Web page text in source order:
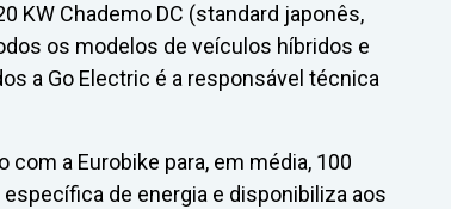
KW Chademo DC (standard japonês,
os modelos de veículos híbridos e
a Go Electric é a responsável técnica
a Eurobike para, em média, 100
de energia e disponibiliza aos